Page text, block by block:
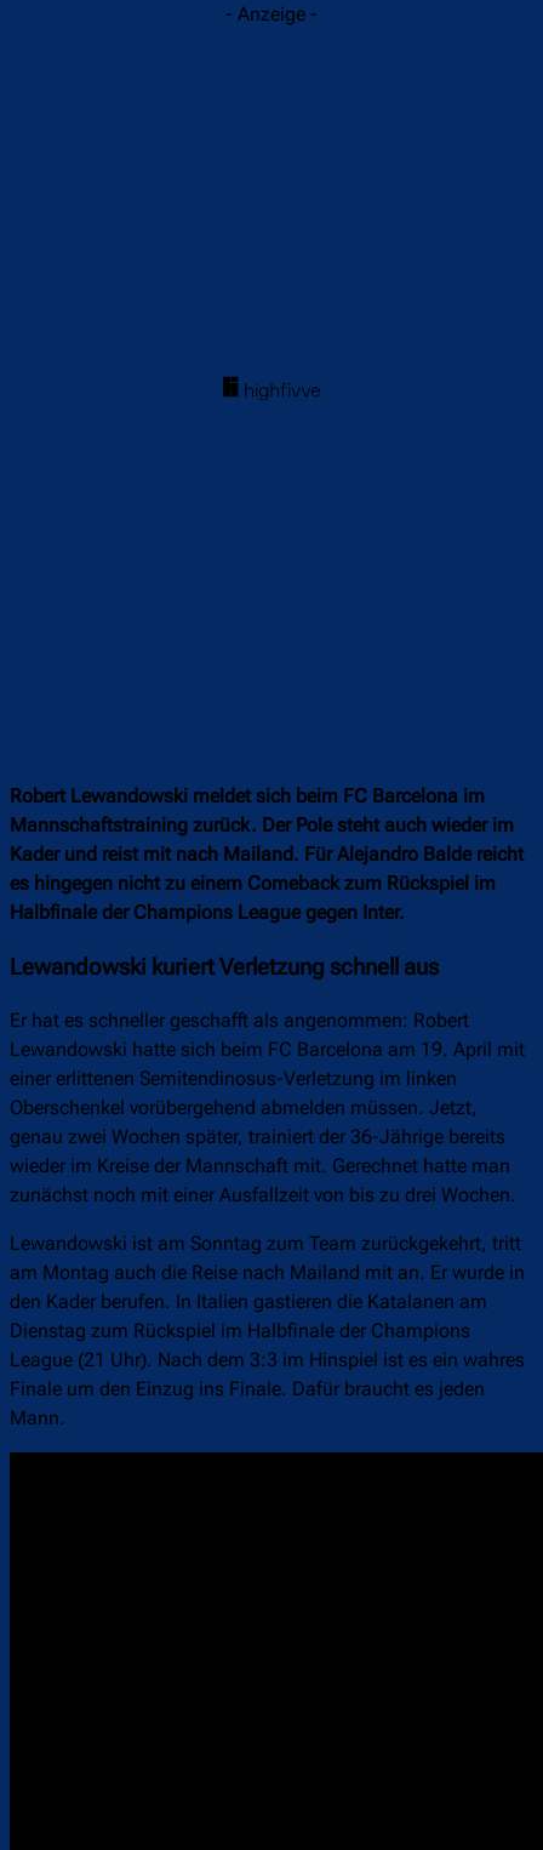
- Anzeige -
Robert Lewandowski meldet sich beim FC Barcelona im
Mannschaftstraining zurück. Der Pole steht auch wieder im
Kader und reist mit nach Mailand. Für Alejandro Balde reicht
es hingegen nicht zu einem Comeback zum Rückspiel im
Halbfinale der Champions League gegen Inter.
Lewandowski kuriert Verletzung schnell aus
Er hat es schneller geschafft als angenommen: Robert
Lewandowski hatte sich beim FC Barcelona am 19. April mit
einer erlittenen Semitendinosus-Verletzung im linken
Oberschenkel vorübergehend abmelden müssen. Jetzt,
genau zwei Wochen später, trainiert der 36-Jährige bereits
wieder im Kreise der Mannschaft mit. Gerechnet hatte man
zunächst noch mit einer Ausfallzeit von bis zu drei Wochen.
Lewandowski ist am Sonntag zum Team zurückgekehrt, tritt
am Montag auch die Reise nach Mailand mit an. Er wurde in
den Kader berufen. In Italien gastieren die Katalanen am
Dienstag zum Rückspiel im Halbfinale der Champions
League (21 Uhr). Nach dem 3:3 im Hinspiel ist es ein wahres
Finale um den Einzug ins Finale. Dafür braucht es jeden
Mann.